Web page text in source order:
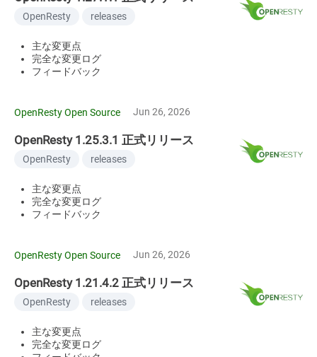
OpenResty releases
主な変更点
完全な変更ログ
フィードバック
OpenResty Open Source Jun 26, 2026
OpenResty 1.25.3.1 正式リリース
OpenResty releases
主な変更点
完全な変更ログ
フィードバック
OpenResty Open Source Jun 26, 2026
OpenResty 1.21.4.2 正式リリース
OpenResty releases
主な変更点
完全な変更ログ